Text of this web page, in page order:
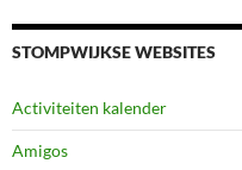
STOMPWIJKSE WEBSITES
Activiteiten kalender
Amigos